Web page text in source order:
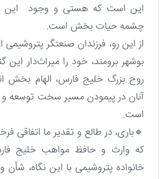
این است که هستی و وجود این
چشمه حیات بخش است.
از این رو، فرزندان صنعتگر پتروشیمی
بوشهر برومند، خود را میراث‌دار این
روح بزرگ خلیج فارس، الهام بخش
آنان در پیمودن مسیر سخت توسعه
است.
🔹باری، در طالع و تقدیر ما اتفاقی
که وارث و حافظ مواهب خلیج
خانواده پتروشیمی با این نگاه، شأن